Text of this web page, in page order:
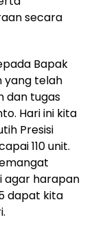
secara
Bapak
yang telah
dan tugas
Hari ini kita
Presisi
110 unit.
agar harapan
dapat kita